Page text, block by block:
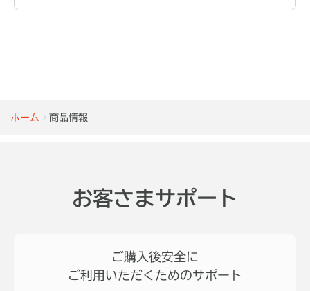
ホーム 商品情報
お客さまサポート
ご購入後安全に
ご利用いただくためのサポート